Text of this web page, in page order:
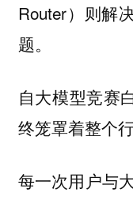
Router）则解
题。
自大模型竞赛
终笼罩着整个行
每一次用户与